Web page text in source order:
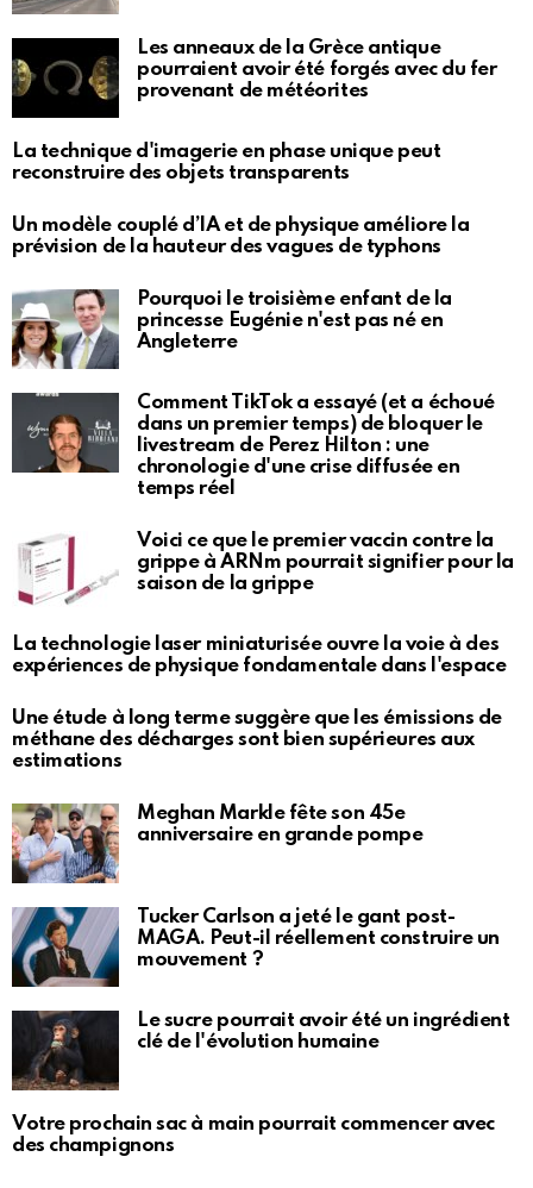
Les anneaux de la Grèce antique
pourraient avoir été forgés avec du fer
provenant de météorites
La technique d'imagerie en phase unique peut
reconstruire des objets transparents
Un modèle couplé d’IA et de physique améliore la
prévision de la hauteur des vagues de typhons
Pourquoi le troisième enfant de la
princesse Eugénie n'est pas né en
Angleterre
Comment TikTok a essayé (et a échoué
dans un premier temps) de bloquer le
livestream de Perez Hilton : une
chronologie d'une crise diffusée en
temps réel
Voici ce que le premier vaccin contre la
grippe à ARNm pourrait signifier pour la
saison de la grippe
La technologie laser miniaturisée ouvre la voie à des
expériences de physique fondamentale dans l'espace
Une étude à long terme suggère que les émissions de
méthane des décharges sont bien supérieures aux
estimations
Meghan Markle fête son 45e
anniversaire en grande pompe
Tucker Carlson a jeté le gant post-
MAGA. Peut-il réellement construire un
mouvement ?
Le sucre pourrait avoir été un ingrédient
clé de l'évolution humaine
Votre prochain sac à main pourrait commencer avec
des champignons